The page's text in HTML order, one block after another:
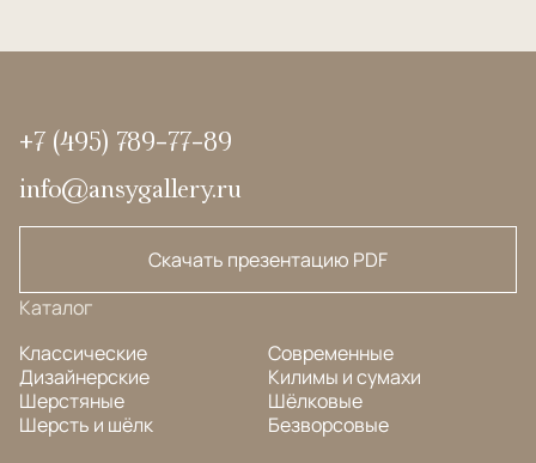
+7 (495) 789-77-89
info@ansygallery.ru
Скачать презентацию PDF
Каталог
Классические
Дизайнерские
Шерстяные
Шерсть и шёлк
Современные
Килимы и сумахи
Шёлковые
Безворсовые